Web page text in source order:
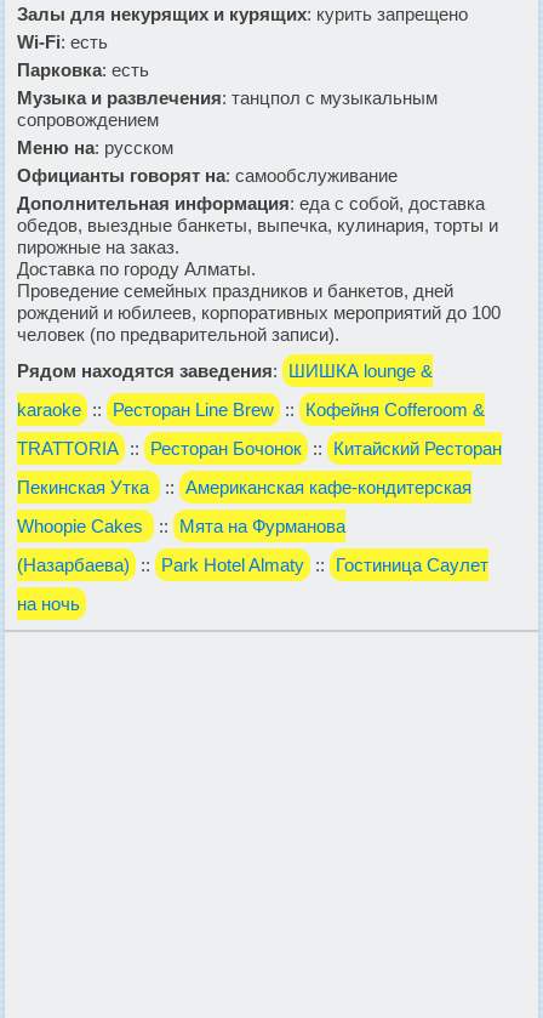
Залы для некурящих и курящих: курить запрещено
Wi-Fi: есть
Парковка: есть
Музыка и развлечения: танцпол с музыкальным
сопровождением
Меню на: русском
Официанты говорят на: самообслуживание
Дополнительная информация: еда с собой, доставка
обедов, выездные банкеты, выпечка, кулинария, торты и
пирожные на заказ.
Доставка по городу Алматы.
Проведение семейных праздников и банкетов, дней
рождений и юбилеев, корпоративных мероприятий до 100
человек (по предварительной записи).
Рядом находятся заведения:
ШИШКА lounge &
karaoke :: Ресторан Line Brew ::
Кофейня Cofferoom &
TRATTORIA :: Ресторан Бочонок ::
Китайский Ресторан
Пекинская Утка
:: Американская кафе-кондитерская
Whoopie Cakes
::
Мята на Фурманова
(Назарбаева)
:: Park Hotel Almaty ::
Гостиница Саулет
на ночь